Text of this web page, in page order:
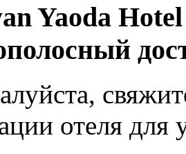
Yaoda
отеля для